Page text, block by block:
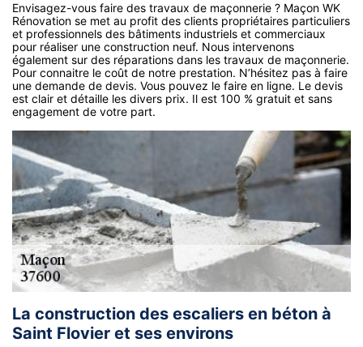
Envisagez-vous faire des travaux de maçonnerie ? Maçon WK
Rénovation se met au profit des clients propriétaires particuliers
et professionnels des bâtiments industriels et commerciaux
pour réaliser une construction neuf. Nous intervenons
également sur des réparations dans les travaux de maçonnerie.
Pour connaitre le coût de notre prestation. N’hésitez pas à faire
une demande de devis. Vous pouvez le faire en ligne. Le devis
est clair et détaille les divers prix. Il est 100 % gratuit et sans
engagement de votre part.
La construction des escaliers en béton à
Saint Flovier et ses environs